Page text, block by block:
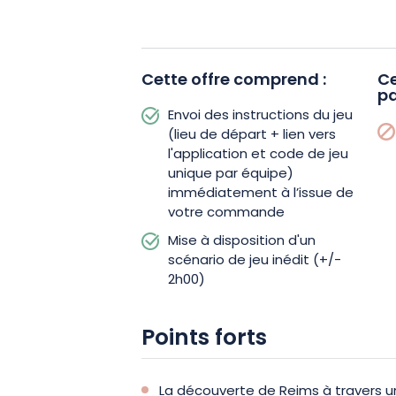
de départ, le lien vers l’application et
Le scénario de jeu inédit d’environ 2
disposition.
Pendant ce défi, vous ne serez ni
animateur, puisque le jeu se joue en
les moments forts de l’aventure, les
seront directement enregistrées sur
Alors, laissez-vous tenter par
Cette offre comprend :
Envoi des instructions du jeu
(lieu de départ + lien vers
l'application et code de jeu
unique par équipe)
immédiatement à l’issue de
votre commande
Mise à disposition d'un
scénario de jeu inédit (+/-
2h00)
Points forts